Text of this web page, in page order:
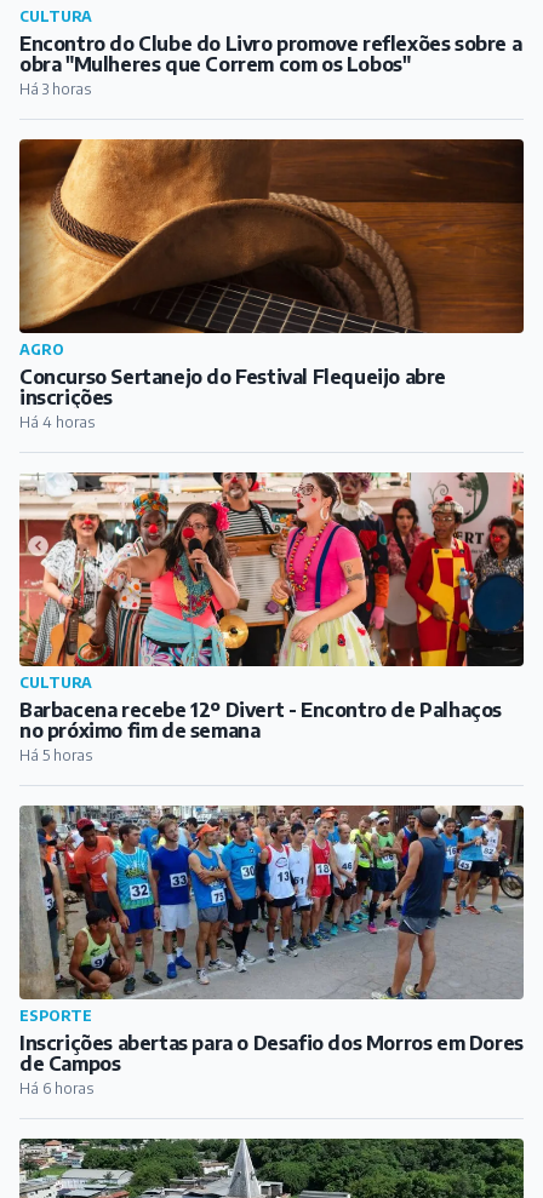
CULTURA
Encontro do Clube do Livro promove reflexões sobre a
obra "Mulheres que Correm com os Lobos"
Há 3 horas
AGRO
Concurso Sertanejo do Festival Flequeijo abre
inscrições
Há 4 horas
CULTURA
Barbacena recebe 12º Divert - Encontro de Palhaços
no próximo fim de semana
Há 5 horas
ESPORTE
Inscrições abertas para o Desafio dos Morros em Dores
de Campos
Há 6 horas